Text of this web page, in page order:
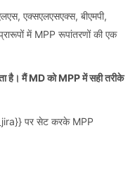
एक्सएलएसएक्स, बीएमपी,
में MPP रूपांतरणों की एक
है। मैं MD को MPP में सही तरीके
पर सेट करके MPP